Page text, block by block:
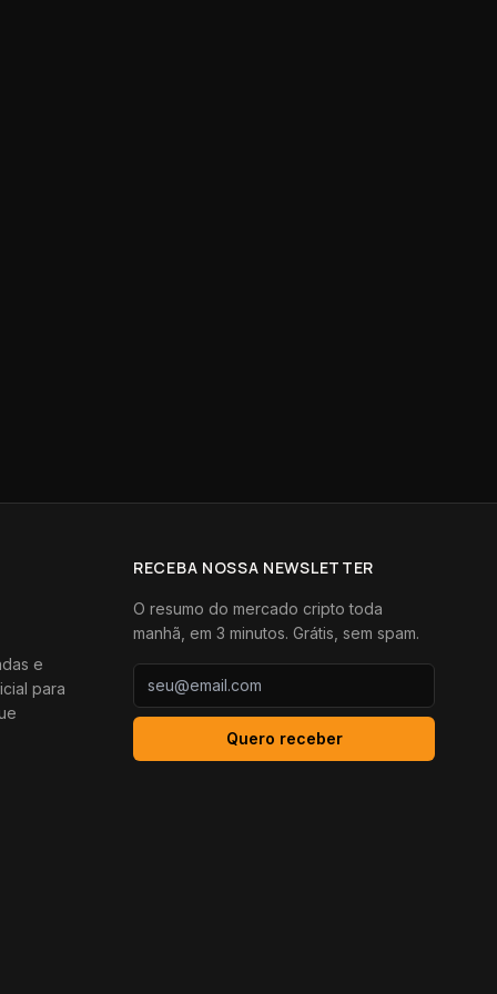
e
para
RECEBA NOSSA NEWSLETTER
O resumo do mercado cripto toda
manhã, em 3 minutos. Grátis, sem spam.
Quero receber